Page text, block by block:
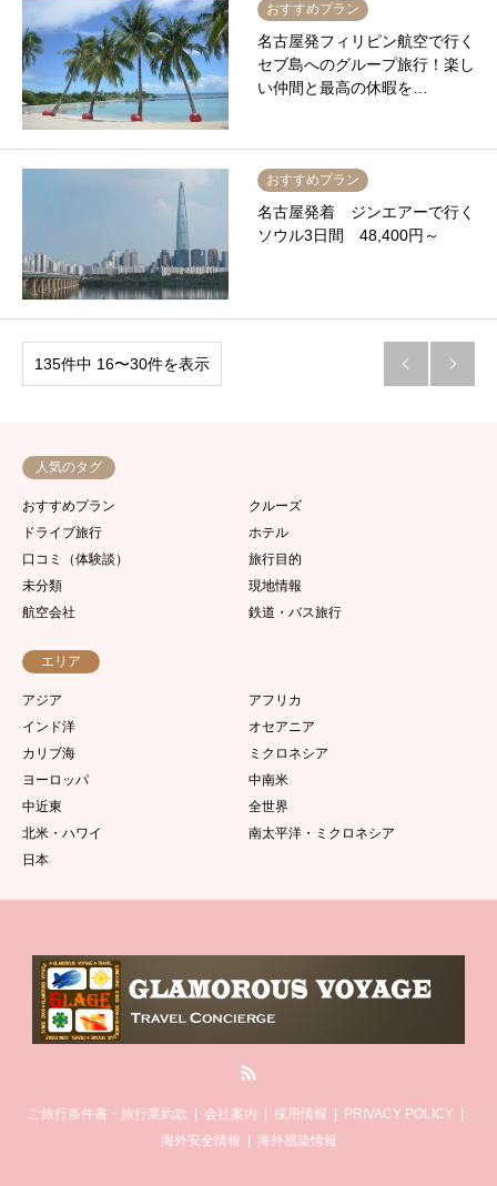
おすすめプラン
名古屋発フィリピン航空で行く
セブ島へのグループ旅行！楽し
い仲間と最高の休暇を…
おすすめプラン
名古屋発着 ジンエアーで行く
ソウル3日間 48,400円～
135件中 16〜30件を表示  
人気のタグ
おすすめプラン
クルーズ
ドライブ旅行
ホテル
口コミ（体験談）
旅行目的
未分類
現地情報
航空会社
鉄道・バス旅行
エリア
アジア
アフリカ
インド洋
オセアニア
カリブ海
ミクロネシア
ヨーロッパ
中南米
中近東
全世界
北米・ハワイ
南太平洋・ミクロネシア
日本
ご旅行条件書・旅行業約款 会社案内 採用情報
PRIVACY POLICY
海外安全情報
海外感染情報